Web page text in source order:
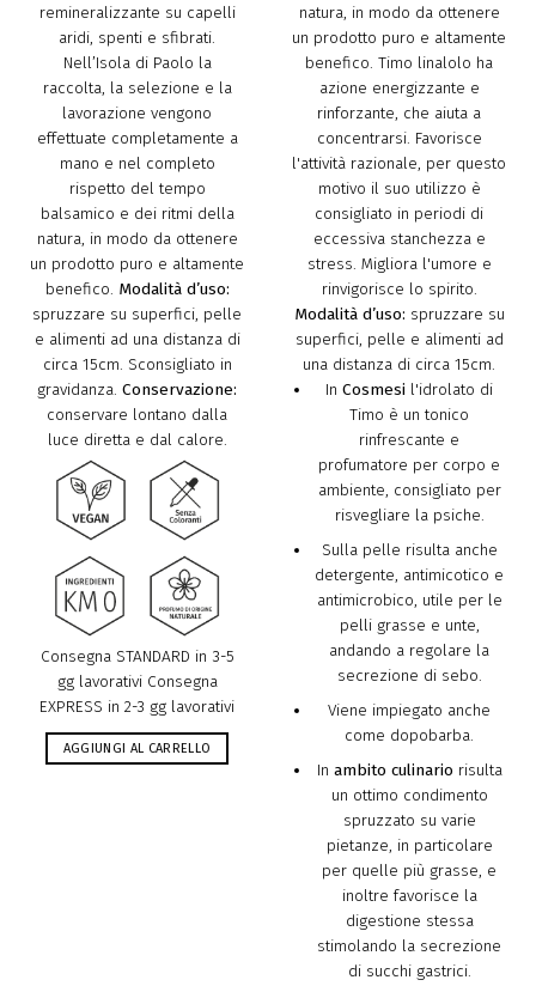
remineralizzante su capelli
aridi, spenti e sfibrati.
Nell’Isola di Paolo la
raccolta, la selezione e la
lavorazione vengono
effettuate completamente a
mano e nel completo
rispetto del tempo
balsamico e dei ritmi della
natura, in modo da ottenere
un prodotto puro e altamente
benefico. Modalità d’uso:
spruzzare su superfici, pelle
e alimenti ad una distanza di
circa 15cm. Sconsigliato in
gravidanza. Conservazione:
conservare lontano dalla
luce diretta e dal calore.
Consegna STANDARD in 3-5
gg lavorativi Consegna
EXPRESS in 2-3 gg lavorativi
AGGIUNGI AL CARRELLO
natura, in modo da ottenere
un prodotto puro e altamente
benefico. Timo linalolo ha
azione energizzante e
rinforzante, che aiuta a
concentrarsi. Favorisce
l'attività razionale, per questo
motivo il suo utilizzo è
consigliato in periodi di
eccessiva stanchezza e
stress. Migliora l'umore e
rinvigorisce lo spirito.
Modalità d’uso: spruzzare su
superfici, pelle e alimenti ad
una distanza di circa 15cm.
InCosmesi l'idrolato di
Timo è un tonico
rinfrescante e
profumatore per corpo e
ambiente, consigliato per
risvegliare la psiche.
Sulla pelle risulta anche
detergente, antimicotico e
antimicrobico, utile per le
pelli grasse e unte,
andando a regolare la
secrezione di sebo.
Viene impiegato anche
come dopobarba.
In ambito culinario risulta
un ottimo condimento
spruzzato su varie
pietanze, in particolare
per quelle più grasse, e
inoltre favorisce la
digestione stessa
stimolando la secrezione
di succhi gastrici.